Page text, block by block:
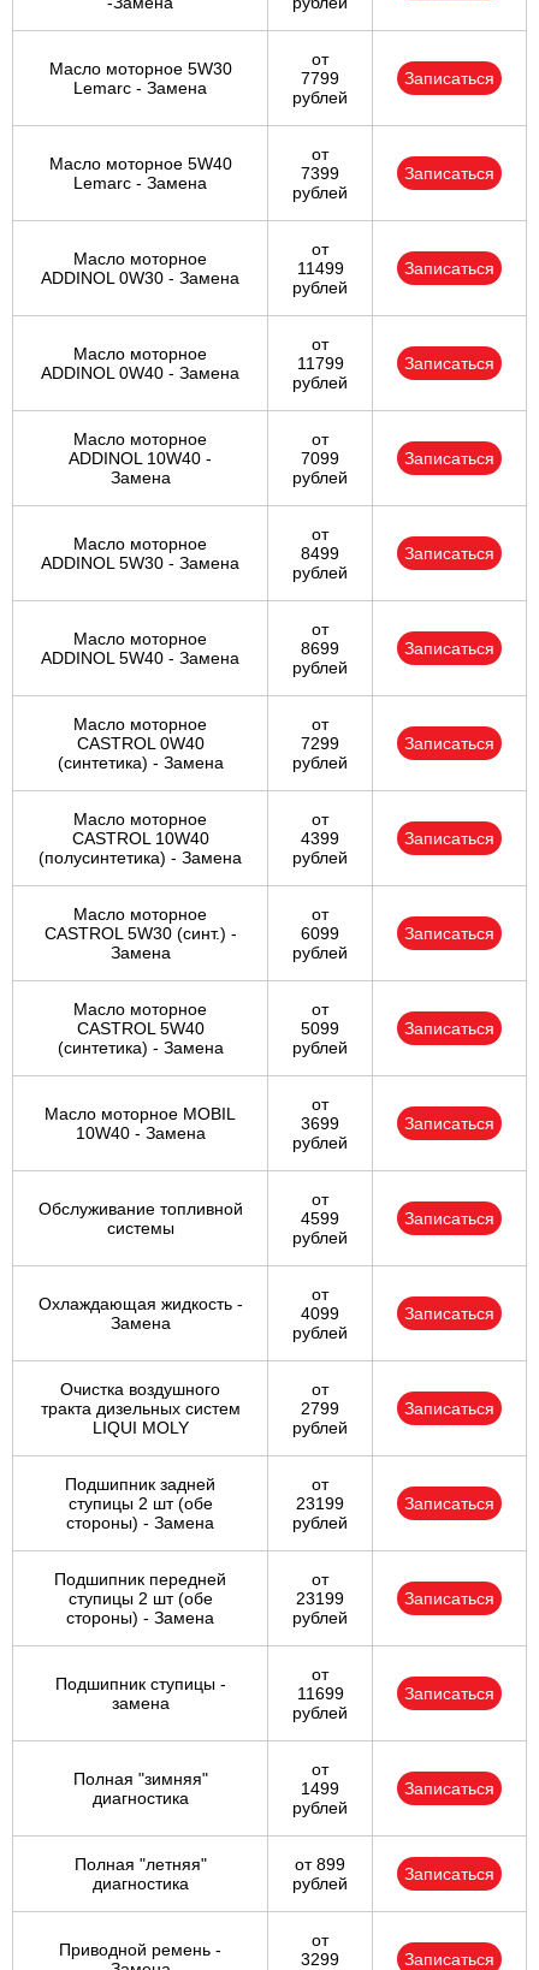
Масло моторное 5W30
Lemarc - Замена
от
7799
рублей
Записаться
Масло моторное 5W40
Lemarc - Замена
от
7399
рублей
Записаться
Масло моторное
ADDINOL 0W30 - Замена
от
11499
рублей
Записаться
Масло моторное
ADDINOL 0W40 - Замена
от
11799
рублей
Записаться
Масло моторное
ADDINOL 10W40 -
Замена
от
7099
рублей
Записаться
Масло моторное
ADDINOL 5W30 - Замена
от
8499
рублей
Записаться
Масло моторное
ADDINOL 5W40 - Замена
от
8699
рублей
Записаться
Масло моторное
CASTROL 0W40
(синтетика) - Замена
от
7299
рублей
Записаться
Масло моторное
CASTROL 10W40
(полусинтетика) - Замена
от
4399
рублей
Записаться
Масло моторное
CASTROL 5W30 (синт.) -
Замена
от
6099
рублей
Записаться
Масло моторное
CASTROL 5W40
(синтетика) - Замена
от
5099
рублей
Записаться
Масло моторное MOBIL
10W40 - Замена
от
3699
рублей
Записаться
Обслуживание топливной
системы
от
4599
рублей
Записаться
Охлаждающая жидкость -
Замена
от
4099
рублей
Записаться
Очистка воздушного
тракта дизельных систем
LIQUI MOLY
от
2799
рублей
Записаться
Подшипник задней
ступицы 2 шт (обе
стороны) - Замена
от
23199
рублей
Записаться
Подшипник передней
ступицы 2 шт (обе
стороны) - Замена
от
23199
рублей
Записаться
Подшипник ступицы -
замена
от
11699
рублей
Записаться
Полная "зимняя"
диагностика
от
1499
рублей
Записаться
Полная "летняя"
диагностика
от 899
рублей
Записаться
Приводной ремень -
от
3299
Записаться